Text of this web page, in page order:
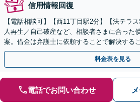
信用情報回復
【電話相談可】【西11丁目駅2分】【法テラ
人再生／自己破産など、相談者さまに合った
案。借金は弁護士に依頼することで解決する
ひお早めにご相談ください。【初回相談無料
料金表を見る
電話でお問い合わせ